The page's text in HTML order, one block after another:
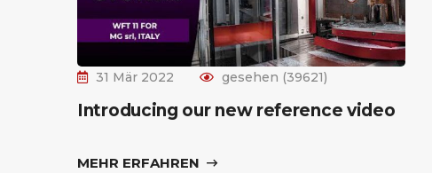
31 Mär 2022 gesehen (39621)
Introducing our new reference video
MEHR ERFAHREN